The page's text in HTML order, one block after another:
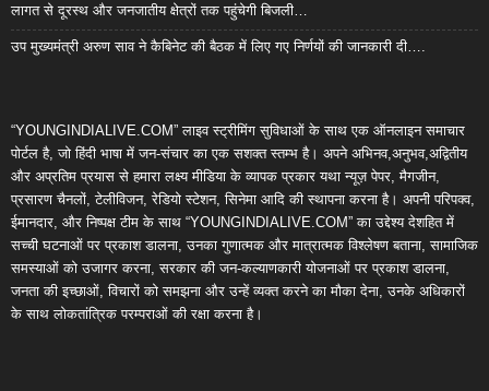
लागत से दूरस्थ और जनजातीय क्षेत्रों तक पहुंचेगी बिजली…
उप मुख्यमंत्री अरुण साव ने कैबिनेट की बैठक में लिए गए निर्णयों की जानकारी दी….
“YOUNGINDIALIVE.COM” लाइव स्ट्रीमिंग सुविधाओं के साथ एक ऑनलाइन समाचार
पोर्टल है, जो हिंदी भाषा में जन-संचार का एक सशक्त स्तम्भ है। अपने अभिनव,अनुभव,अद्वितीय
और अप्रतिम प्रयास से हमारा लक्ष्य मीडिया के व्यापक प्रकार यथा न्यूज़ पेपर, मैगजीन,
प्रसारण चैनलों, टेलीविजन, रेडियो स्टेशन, सिनेमा आदि की स्थापना करना है। अपनी परिपक्व,
ईमानदार, और निष्पक्ष टीम के साथ “YOUNGINDIALIVE.COM” का उद्देश्य देशहित में
सच्ची घटनाओं पर प्रकाश डालना, उनका गुणात्मक और मात्रात्मक विश्लेषण बताना, सामाजिक
समस्याओं को उजागर करना, सरकार की जन-कल्याणकारी योजनाओं पर प्रकाश डालना,
जनता की इच्छाओं, विचारों को समझना और उन्हें व्यक्त करने का मौका देना, उनके अधिकारों
के साथ लोकतांत्रिक परम्पराओं की रक्षा करना है।